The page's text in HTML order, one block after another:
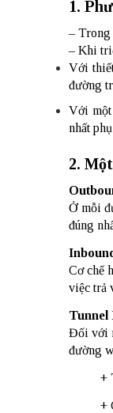
1.
– Trong
– Khi
Với
đường
Với một
nhất
2.
Ở mỗi
đúng
Cơ chế
việc trả
Tunnel
Đối với
đường
+
+